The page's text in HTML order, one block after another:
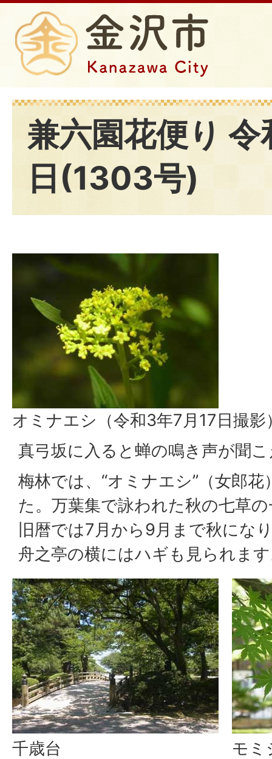
兼六園花便り
日(1303号)
オミナエシ（令和3年7月17日撮影
真弓坂に入ると蝉の鳴き声が聞
梅林では、“オミナエシ”（女郎
た。万葉集で詠われた秋の七草
旧暦では7月から9月まで秋にな
舟之亭の横にはハギも見られま
千歳台
モミ